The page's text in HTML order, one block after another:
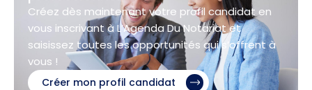
Créez dès maintenant votre profil candidat en
vous inscrivant à L’Agenda Du Notariat et
saisissez toutes les opportunités qui s’offrent à
vous !
Créer mon profil candidat